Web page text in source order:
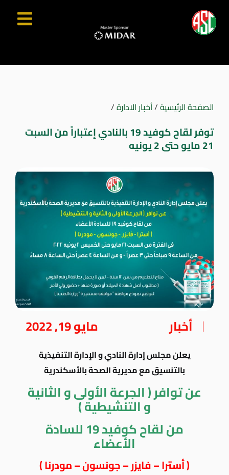
الصفحة الرئيسية/أخبار الادارة/
توفر لقاح كوفيد 19 بالنادي إعتباراً من السبت
21 مايو حتى 2 يونيه
أخبار مايو 19, 2022
يعلن مجلس إدارة النادي و الإدارة التنفيذية
بالتنسيق مع مديرية الصحة بالأسكندرية
عن توافر ( الجرعة الأولى و الثانية
و التنشيطية )
من لقاح كوفيد 19 للسادة
الأعضاء
( أسترا – فايزر – جونسون – مودرنا )